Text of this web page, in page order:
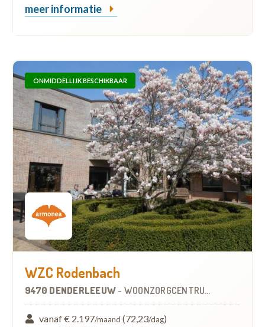
meer informatie
ONMIDDELLIJK BESCHIKBAAR
WZC Rodenbach
9470 DENDERLEEUW - WOONZORGCENTRUM (WZC)
vanaf € 2.197/maand (72,23/dag)